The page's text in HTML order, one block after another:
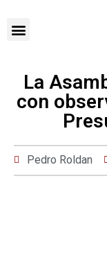
La
con
Pedro Roldan